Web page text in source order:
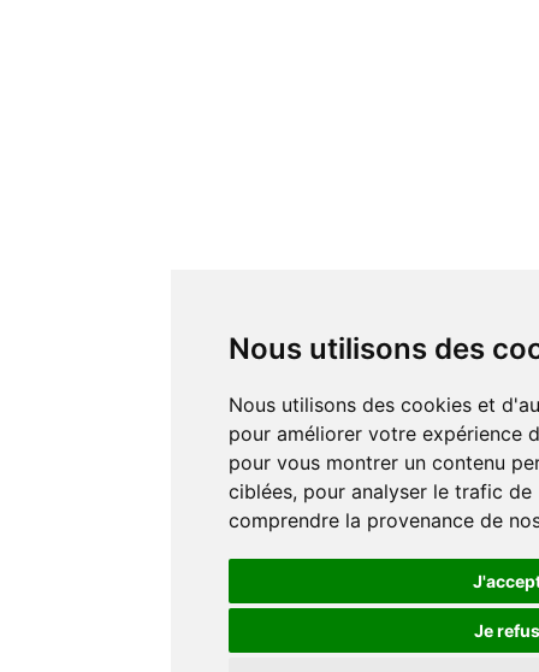
Nous utilisons des
Nous utilisons des cookies et d'autres technologies de suivi
pour améliorer votre expérience
pour vous montrer un contenu
ciblées, pour analyser le trafic
comprendre la provenance de
Je